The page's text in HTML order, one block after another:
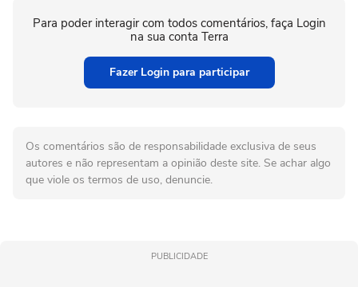
Para poder interagir com todos comentários, faça Login
na sua conta Terra
Fazer Login para participar
Os comentários são de responsabilidade exclusiva de seus
autores e não representam a opinião deste site. Se achar algo
que viole os termos de uso, denuncie.
PUBLICIDADE